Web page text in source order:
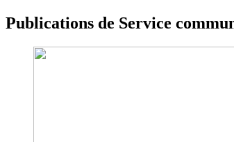
Publications de Service